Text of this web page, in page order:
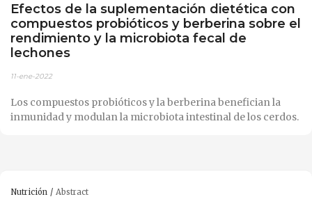
Efectos de la suplementación dietética con
compuestos probióticos y berberina sobre el
rendimiento y la microbiota fecal de
lechones
11-ene-2022
Los compuestos probióticos y la berberina benefician la
inmunidad y modulan la microbiota intestinal de los cerdos.
Nutrición Abstract